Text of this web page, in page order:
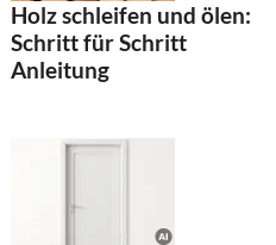
Holz schleifen und ölen:
Schritt für Schritt
Anleitung